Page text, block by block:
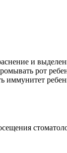
и
рот
иммунитет